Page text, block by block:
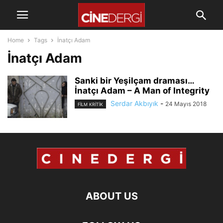
Home Tags İnatçı Adam
İnatçı Adam
Sanki bir Yeşilçam draması…
İnatçı Adam – A Man of Integrity
FILM KRITIK Serdar Akbıyık - 24 Mayıs 2018
ABOUT US